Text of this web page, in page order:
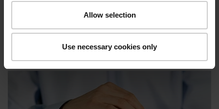
Allow selection
Use necessary cookies only
きるオンライン上の交流の場です。
特設サイトを見る